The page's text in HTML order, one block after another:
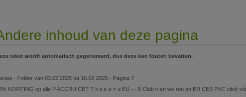
inhoud van deze pagina
tekst wordt automatisch gegenereerd, dus deze kan fouten bevatten.
- Folder van 03.02.2025 tot 16.02.2025 - Pagina 7
KORTING op alle P ACCRU CET T it e e e = u EU — 5 Club rl en we ren en ER CES PVC click